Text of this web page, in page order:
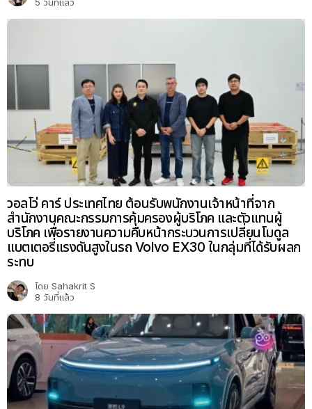
วอลโว่ คาร์ ประเทศไทย ต้อนรับพนักงานเจ้าหน้าที่จาก
สำนักงานคณะกรรมการคุ้มครองผู้บริโภค และตัวแทนผู้
บริโภค เพื่อรายงานความคืบหน้ากระบวนการเปลี่ยนโมดูล
แบตเตอรี่แรงดันสูงในรถ Volvo EX30 ในกลุ่มที่ได้รับผลก
ระทบ
โดย Sahakrit S
8 วันที่แล้ว